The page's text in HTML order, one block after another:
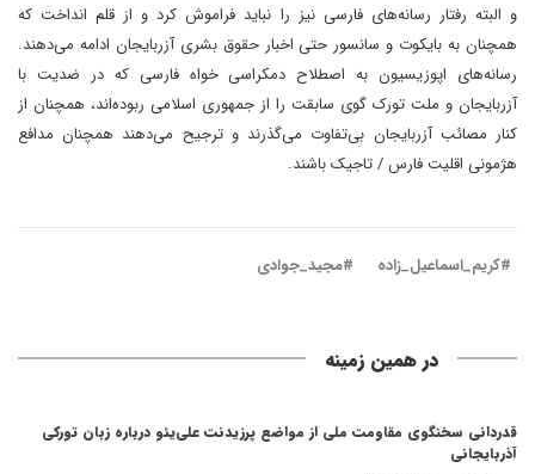
و البته رفتار رسانه‌های فارسی نیز را نباید فراموش کرد و از قلم انداخت که
همچنان به بایکوت و سانسور حتی اخبار حقوق بشری آزربایجان ادامه می‌دهند.
رسانه‌های اپوزیسیون به اصطلاح دمکراسی خواه فارسی که در ضدیت با
آزربایجان و ملت تورک گوی سابقت را از جمهوری اسلامی ربوده‌اند، همچنان از
کنار مصائب آزربایجان بی‌تفاوت می‌گذرند‌ و ترجیح می‌دهند همچنان مدافع
هژمونی اقلیت فارس / تاجیک باشند.
#کریم_اسماعیل_زاده #مجید_جوادی
در همین زمینه
قدردانی سخنگوی مقاومت ملی از مواضع پرزیدنت علی‌یئو درباره زبان تورکی
آذربایجانی